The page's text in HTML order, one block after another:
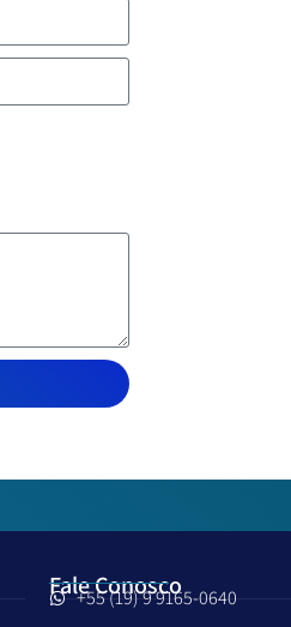
Fale Conosco
+55 (19) 9 9165-0640